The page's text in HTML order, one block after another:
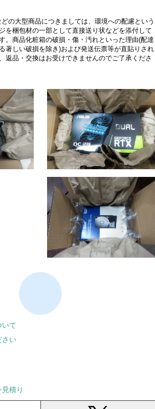
の大型商品につきましては、環境への配慮という
を梱包材の一部として直接送り状などを添付して
。商品化粧箱の破損・傷・汚れといった理由(配達
著しい破損を除き)および発送伝票等が直貼りされ
返品・交換はお受けできませんのでご了承くださ
いて
さい
積り